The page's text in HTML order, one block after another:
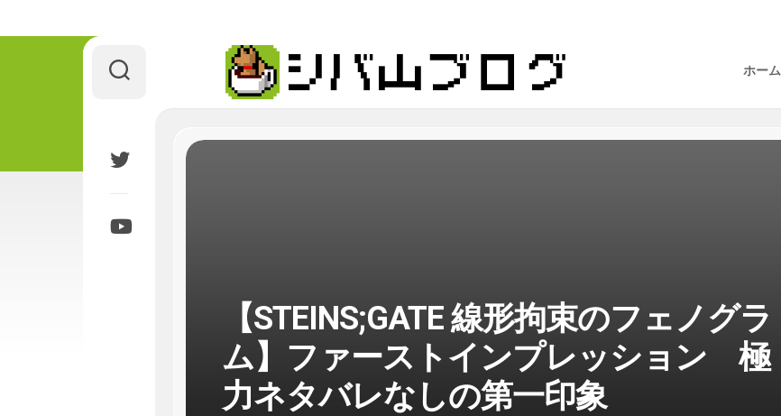
ホーム
【STEINS;GATE 線形拘束のフェノグラ
ム】ファーストインプレッション 極
力ネタバレなしの第一印象